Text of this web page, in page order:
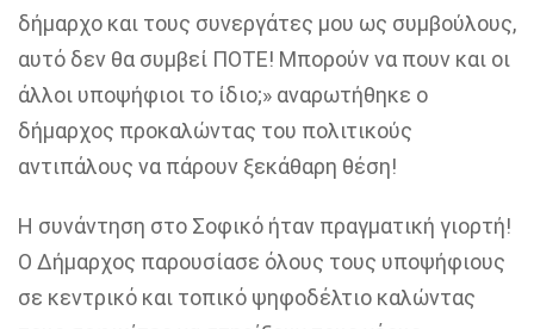
δήμαρχο και τους συνεργάτες μου ως συμβούλους,
αυτό δεν θα συμβεί ΠΟΤΕ! Μπορούν να πουν και οι
άλλοι υποψήφιοι το ίδιο;» αναρωτήθηκε ο
δήμαρχος προκαλώντας του πολιτικούς
αντιπάλους να πάρουν ξεκάθαρη θέση!
Η συνάντηση στο Σοφικό ήταν πραγματική γιορτή!
Ο Δήμαρχος παρουσίασε όλους τους υποψήφιους
σε κεντρικό και τοπικό ψηφοδέλτιο καλώντας